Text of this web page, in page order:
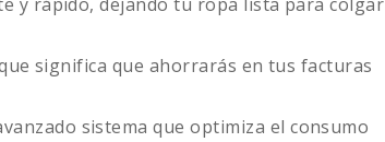
significa que ahorrarás en tus facturas
sistema que optimiza el consumo